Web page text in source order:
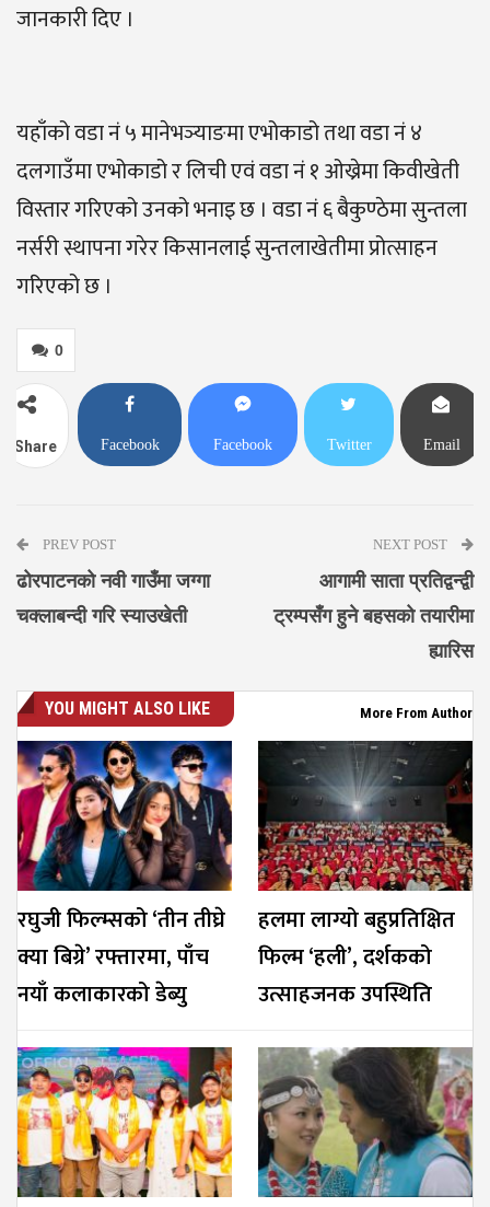
जानकारी दिए ।
यहाँको वडा नं ५ मानेभञ्याङमा एभोकाडो तथा वडा नं ४
दलगाउँमा एभोकाडो र लिची एवं वडा नं १ ओख्रेमा किवीखेती
विस्तार गरिएको उनको भनाइ छ । वडा नं ६ बैकुण्ठेमा सुन्तला
नर्सरी स्थापना गरेर किसानलाई सुन्तलाखेतीमा प्रोत्साहन
गरिएको छ ।
0
Share Facebook Facebook Twitter Email
PREV POST
ढोरपाटनको नवी गाउँमा जग्गा
चक्लाबन्दी गरि स्याउखेती
NEXT POST
आगामी साता प्रतिद्वन्द्वी
ट्रम्पसँग हुने बहसको तयारीमा
ह्यारिस
YOU MIGHT ALSO LIKE More From Author
रघुजी फिल्म्सको ‘तीन तीघ्रे
क्या बिग्रे’ रफ्तारमा, पाँच
नयाँ कलाकारको डेब्यु
हलमा लाग्यो बहुप्रतिक्षित
फिल्म ‘हली’, दर्शकको
उत्साहजनक उपस्थिति